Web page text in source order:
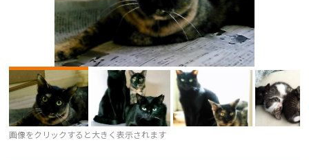
画像をクリックすると大きく表示されます